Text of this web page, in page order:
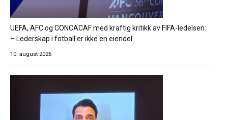
UEFA, AFC og CONCACAF med kraftig kritikk av FIFA-ledelsen:
– Lederskap i fotball er ikke en eiendel
10. august 2026